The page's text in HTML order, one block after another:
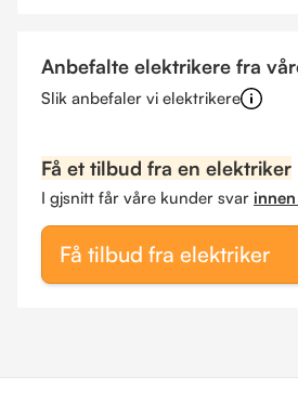
Anbefalte elektrikere fra
Slik anbefaler vi elektrikere
Få et tilbud fra en elektriker
I gjsnitt får våre kunder svar
Få tilbud fra elektriker